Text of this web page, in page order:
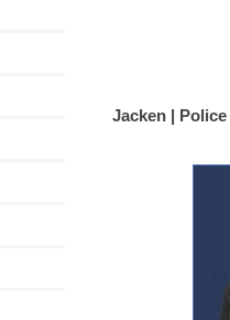
Jacken |